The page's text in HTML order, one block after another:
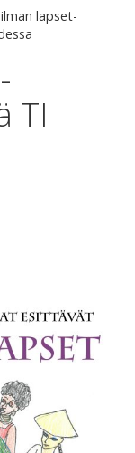
lapset-
TI